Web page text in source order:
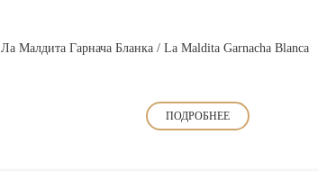
Ла Малдита Гарнача Бланка / La Maldita Garnacha Blanca
ПОДРОБНЕЕ